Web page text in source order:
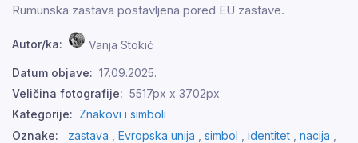
Rumunska zastava postavljena pored EU zastave.
Autor/ka: Vanja Stokić
Datum objave: 17.09.2025.
Veličina fotografije: 5517px x 3702px
Kategorije: Znakovi i simboli
Oznake:
zastava Evropska unija simbol identitet nacija